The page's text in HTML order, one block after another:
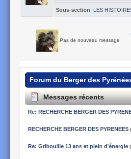
Sous-section: LES
Pas de nouveau message
Forum du Berger des
Messages récents
Re: RECHERCHE BERGER DES
RECHERCHE BERGER DES PYRENEES
Re: Gribouille 13 ans et plein d'énergie